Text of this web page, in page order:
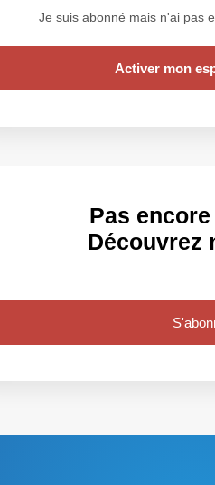
Je suis abonné mais n'ai pas
Activer mon
Pas
Découvrez